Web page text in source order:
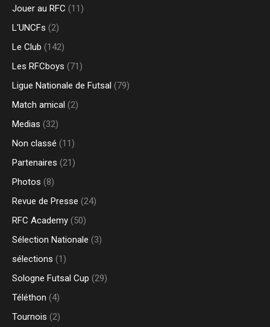
Jouer au RFC (11)
L'UNCFs (2)
Le Club (142)
Les RFCboys (71)
Ligue Nationale de Futsal (79)
Match amical (2)
Medias (32)
Non classé (11)
Partenaires (21)
Photos (8)
Revue de Presse (24)
RFC Academy (50)
Sélection Nationale (3)
sélections (1)
Sologne Futsal Cup (29)
Téléthon (4)
Tournois (2)